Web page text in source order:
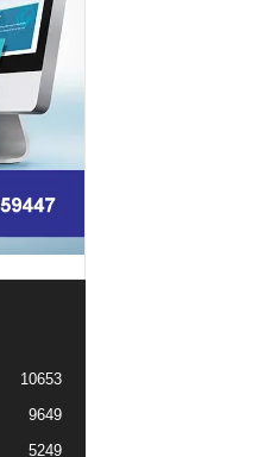
10653
9649
5249